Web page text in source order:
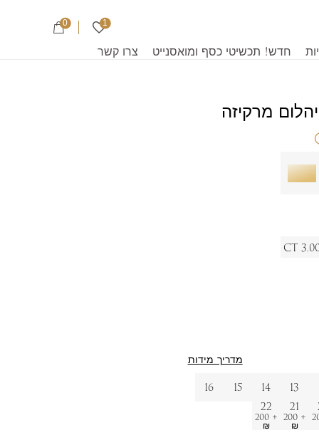
1
0
חדש! תכשיטי כסף ומואסנייט צרו קשר
מרקיזה
3.00
מדריך מידות
13
14
15
16
+
21
+ 200
₪
22
+ 200
₪